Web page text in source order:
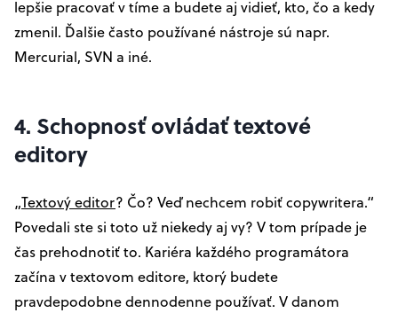
lepšie pracovať v tíme a budete aj vidieť, kto, čo a kedy
zmenil. Ďalšie často používané nástroje sú napr.
Mercurial, SVN a iné.
4. Schopnosť ovládať textové
editory
„Textový editor? Čo? Veď nechcem robiť copywritera.“
Povedali ste si toto už niekedy aj vy? V tom prípade je
čas prehodnotiť to. Kariéra každého programátora
začína v textovom editore, ktorý budete
pravdepodobne dennodenne používať. V danom